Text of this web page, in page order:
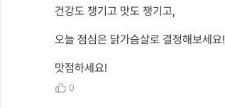
건강도 챙기고 맛도 챙기고,
오늘 점심은 닭가슴살로 결정해보세요!
맛점하세요!
0